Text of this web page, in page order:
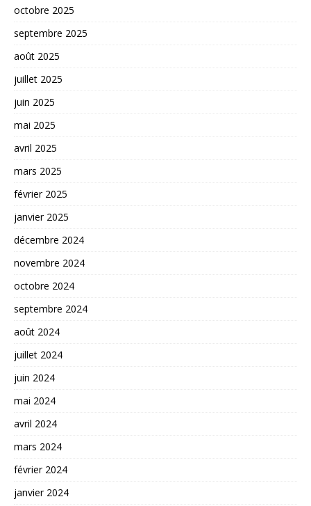
octobre 2025
septembre 2025
août 2025
juillet 2025
juin 2025
mai 2025
avril 2025
mars 2025
février 2025
janvier 2025
décembre 2024
novembre 2024
octobre 2024
septembre 2024
août 2024
juillet 2024
juin 2024
mai 2024
avril 2024
mars 2024
février 2024
janvier 2024